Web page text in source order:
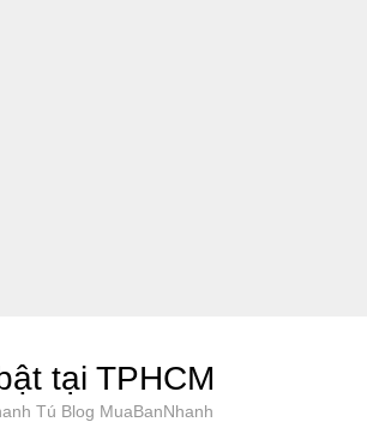
tại TPHCM
Tú Blog MuaBanNhanh